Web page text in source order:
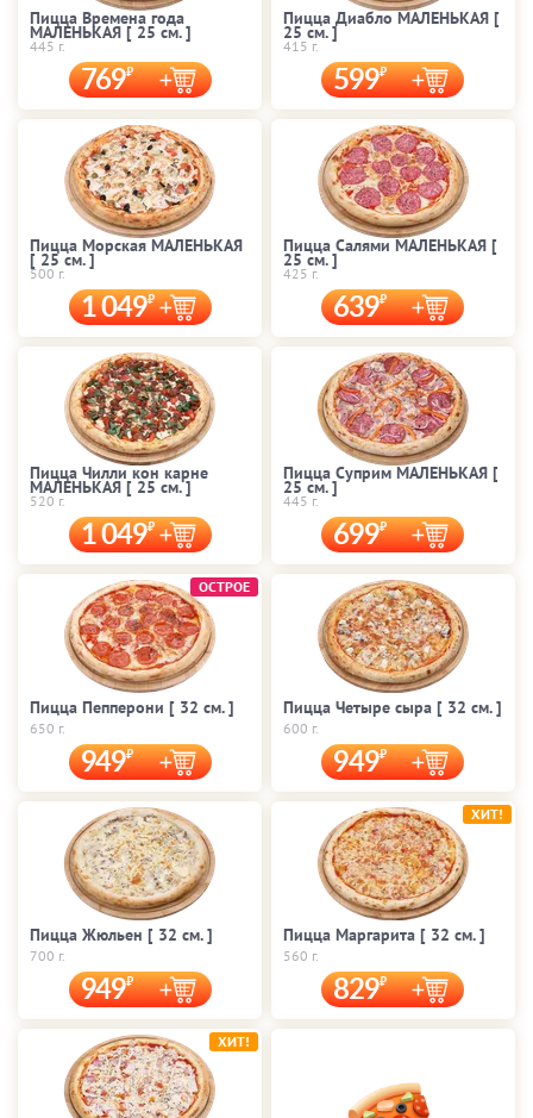
Пицца Времена года
МАЛЕНЬКАЯ [ 25 cм. ]
445 г.
769
Пицца Диабло МАЛЕНЬКАЯ [
25 cм. ]
415 г.
599
Пицца Морская МАЛЕНЬКАЯ
[ 25 cм. ]
500 г.
1 049
Пицца Салями МАЛЕНЬКАЯ [
25 cм. ]
425 г.
639
Пицца Чилли кон карне
МАЛЕНЬКАЯ [ 25 cм. ]
520 г.
1 049
Пицца Суприм МАЛЕНЬКАЯ [
25 cм. ]
445 г.
699
Пицца Пепперони [ 32 cм. ]
650 г.
949
ОСТРОЕ
Пицца Четыре сыра [ 32 cм. ]
600 г.
949
Пицца Жюльен [ 32 cм. ]
700 г.
949
Пицца Маргарита [ 32 cм. ]
560 г.
829
ХИТ!
ХИТ!